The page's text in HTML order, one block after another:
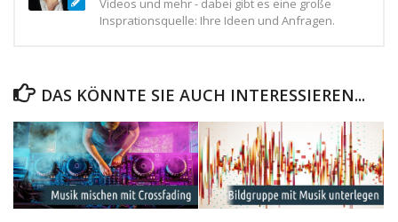
Videos und mehr - dabei gibt es eine große
Insprationsquelle: Ihre Ideen und Anfragen.
DAS KÖNNTE SIE AUCH INTERESSIEREN...